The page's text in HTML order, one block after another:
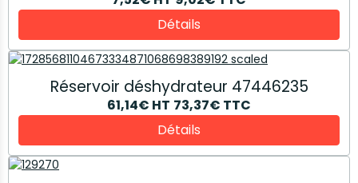
Détails
Réservoir déshydrateur 47446235
61,14€ HT 73,37€ TTC
Détails